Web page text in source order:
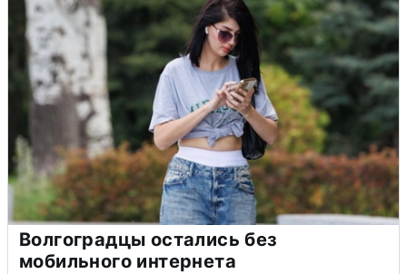
Волгоградцы остались без
мобильного интернета